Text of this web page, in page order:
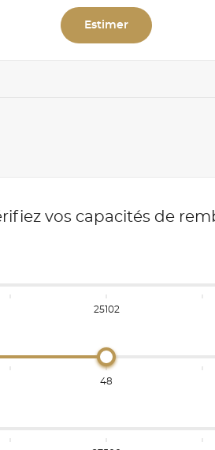
Estimer
vos capacités de
25102
48